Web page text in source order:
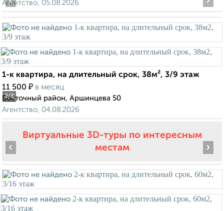
Агентство, 05.08.2026
2/3
1-к квартира, на длительный срок, 38м², 3/9 этаж
11 500 ₽ в месяц
Восточный район, Аршинцева 50
Агентство, 04.08.2026
Виртуальные 3D-туры по интересным
местам
‹ ›